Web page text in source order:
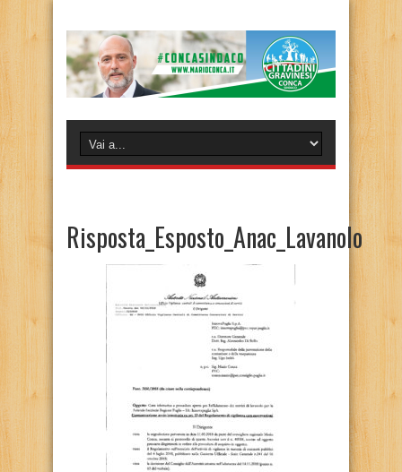
Risposta_Esposto_Anac_Lavanolo